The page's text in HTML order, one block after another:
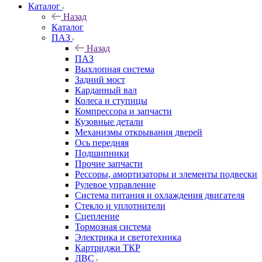
Каталог
Назад
Каталог
ПАЗ
Назад
ПАЗ
Выхлопная система
Задний мост
Карданный вал
Колеса и ступицы
Компрессора и запчасти
Кузовные детали
Механизмы открывания дверей
Ось передняя
Подшипники
Прочие запчасти
Рессоры, амортизаторы и элементы подвески
Рулевое управление
Система питания и охлаждения двигателя
Стекло и уплотнители
Сцепление
Тормозная система
Электрика и светотехника
Картриджи ТКР
ДВС